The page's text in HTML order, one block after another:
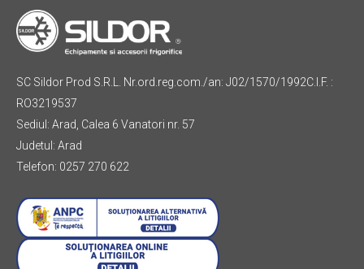
SC Sildor Prod S.R.L. Nr.ord.reg.com./an: J02/1570/1992C.I.F. :
RO3219537
Sediul: Arad, Calea 6 Vanatori nr. 57
Judetul: Arad
Telefon: 0257 270 622